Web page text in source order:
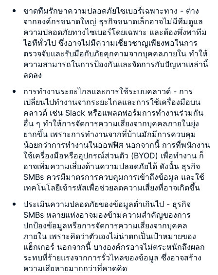
ขาดทีมรักษาความปลอดภัยไซเบอร์เฉพาะทาง - ต่าง
จากองค์กรขนาดใหญ่ ธุรกิจขนาดเล็กอาจไม่มีทีมดูแล
ความปลอดภัยทางไซเบอร์โดยเฉพาะ และต้องพึ่งพาทีม
ไอทีทั่วไป ซึ่งอาจไม่มีความเชี่ยวชาญเพียงพอในการ
ตรวจจับและรับมือกับภัยคุกคามจากบุคคลภายใน ทำให้
ความสามารถในการป้องกันและจัดการกับปัญหาเหล่านี้
ลดลง
การทำงานระยะไกลและการใช้ระบบคลาวด์ - การ
เปลี่ยนไปทำงานจากระยะไกลและการใช้เครื่องมือบน
คลาวด์ เช่น Slack หรือแพลตฟอร์มการทำงานร่วมกัน
อื่น ๆ ทำให้การจัดการความเสี่ยงจากบุคคลภายในยุ่ง
ยากขึ้น เพราะการทำงานจากที่บ้านมักมีการควบคุม
น้อยกว่าการทำงานในออฟฟิศ นอกจากนี้ การที่พนักงาน
ใช้เครื่องมือหรืออุปกรณ์ส่วนตัว (BYOD) เพื่อทำงาน ก็
อาจเพิ่มความเสี่ยงด้านความปลอดภัยได้ ดังนั้น ธุรกิจ
SMBs ควรมีมาตรการควบคุมการเข้าถึงข้อมูล และใช้
เทคโนโลยีเข้ารหัสเพื่อช่วยลดความเสี่ยงที่อาจเกิดขึ้น
ประเมินความปลอดภัยของข้อมูลต่ำเกินไป - ธุรกิจ
SMBs หลายแห่งอาจมองข้ามความสำคัญของการ
ปกป้องข้อมูลหรือการจัดการความเสี่ยงจากบุคคล
ภายใน เพราะคิดว่าตัวเองไม่น่าตกเป็นเป้าหมายของ
แฮ็กเกอร์ นอกจากนี้ บางองค์กรอาจไม่ตระหนักถึงผลก
ระทบที่ร้ายแรงจากการรั่วไหลของข้อมูล ซึ่งอาจสร้าง
ความเสียหายมากกว่าที่คาดคิด